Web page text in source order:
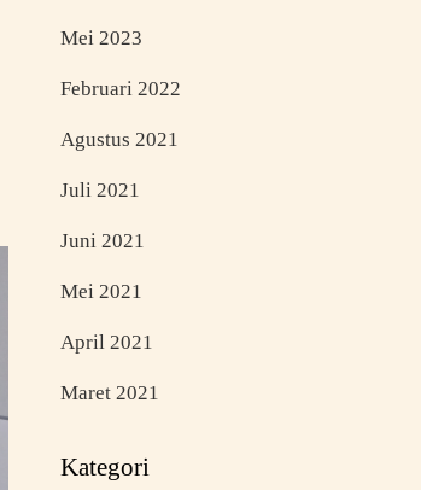
Mei 2023
Februari 2022
Agustus 2021
Juli 2021
Juni 2021
Mei 2021
April 2021
Maret 2021
Kategori